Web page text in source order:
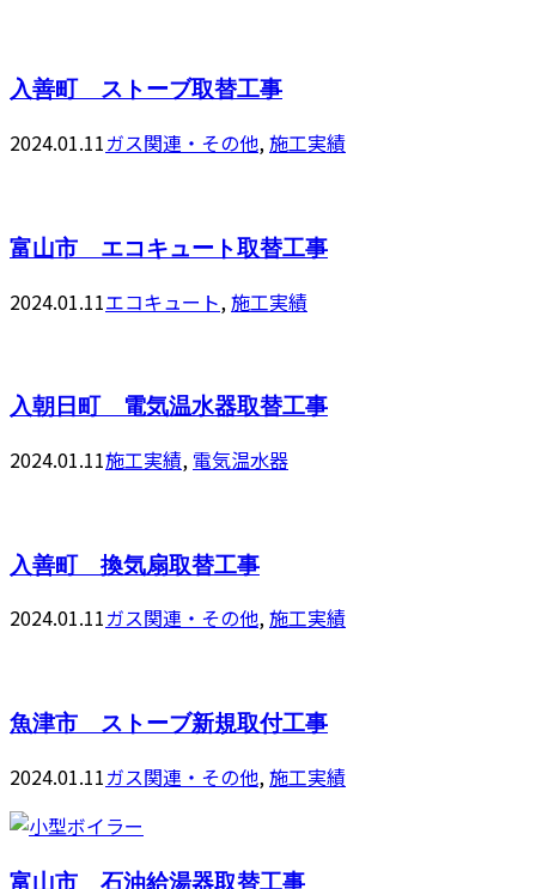
入善町 ストーブ取替工事
2024.01.11ガス関連・その他,施工実績
富山市 エコキュート取替工事
2024.01.11エコキュート, 施工実績
入朝日町 電気温水器取替工事
2024.01.11施工実績, 電気温水器
入善町 換気扇取替工事
2024.01.11ガス関連・その他,施工実績
魚津市 ストーブ新規取付工事
2024.01.11ガス関連・その他,施工実績
富山市 石油給湯器取替工事